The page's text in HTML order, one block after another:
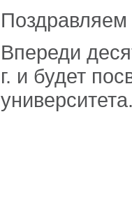
Впереди
г. и будет